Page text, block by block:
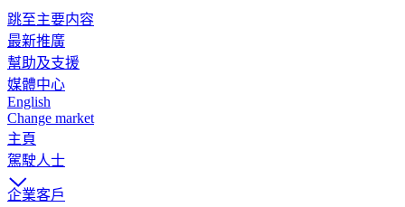
跳至主要内容
最新推廣
幫助及支援
媒體中心
English
Change market
主頁
駕駛人士
企業客戶